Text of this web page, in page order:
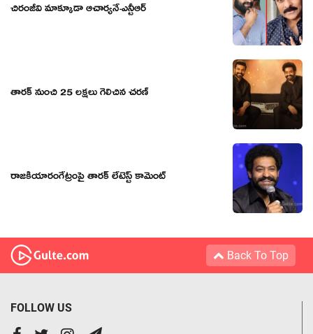
చిరంజీవి మాక్కూడా ఆచార్య‌నే-ఎన్టీఆర్
తారక్ నుంచి 25 లక్షలు గెలిచిన చరణ్
రాజకీయారంగేట్రంపై తారక్‌ లేటెస్ట్ కామెంట్
Back To Top
FOLLOW US